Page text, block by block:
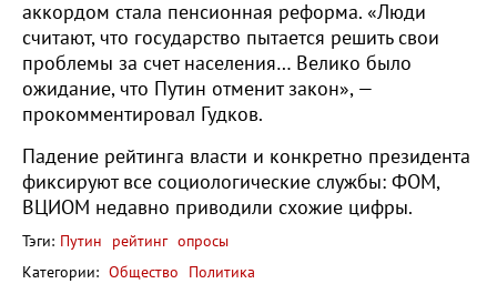
аккордом стала пенсионная реформа. «Люди
считают, что государство пытается решить свои
проблемы за счет населения… Велико было
ожидание, что Путин отменит закон», —
прокомментировал Гудков.
Падение рейтинга власти и конкретно президента
фиксируют все социологические службы: ФОМ,
ВЦИОМ недавно приводили схожие цифры.
Тэги: Путин рейтинг опросы
Категории: Общество Политика